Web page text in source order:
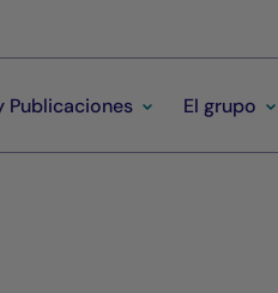
Publicaciones El grupo